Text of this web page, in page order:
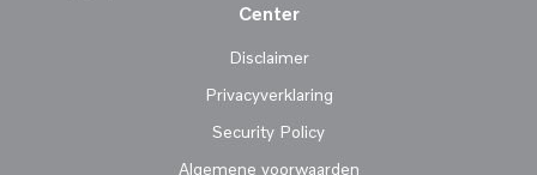
Center
Disclaimer
Privacyverklaring
Security Policy
Algemene voorwaarden